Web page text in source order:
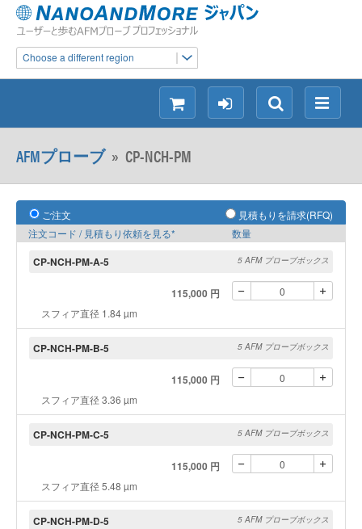
Choose a different region
メ
ニ
検
索
ロ
グ
シ
ョ
ッ
ン
AFMプローブ» CP-NCH-PM
ご注文
見積もりを請求(RFQ)
注文コード / 見積もり依頼を見る*
数量
CP-NCH-PM-A-5 5 AFM プローブボックス
115,000 円
スフィア直径 1.84 µm
CP-NCH-PM-B-5 5 AFM プローブボックス
115,000 円
スフィア直径 3.36 µm
CP-NCH-PM-C-5 5 AFM プローブボックス
115,000 円
スフィア直径 5.48 µm
CP-NCH-PM-D-5 5 AFM プローブボックス